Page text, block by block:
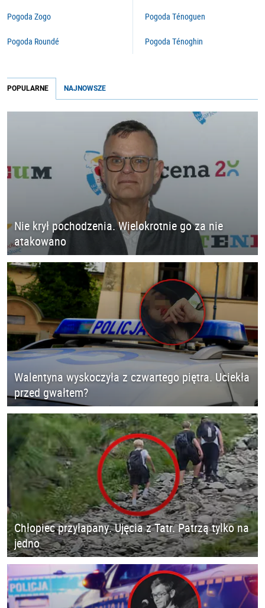
Pogoda Zogo
Pogoda Roundé
Pogoda Ténoguen
Pogoda Ténoghin
POPULARNE NAJNOWSZE
Nie krył pochodzenia. Wielokrotnie go za nie
atakowano
Walentyna wyskoczyła z czwartego piętra. Uciekła
przed gwałtem?
Chłopiec przyłapany. Ujęcia z Tatr. Patrzą tylko na
jedno